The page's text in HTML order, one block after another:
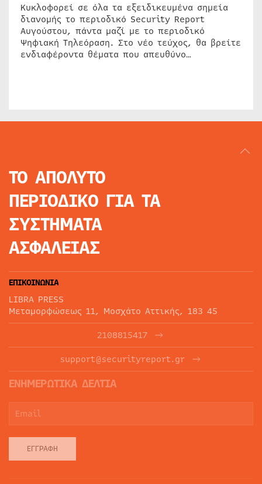
Κυκλοφορεί σε όλα τα εξειδικευμένα σημεία
διανομής το περιοδικό Security Report
Αυγούστου, πάντα μαζί με το περιοδικό
Ψηφιακή Τηλεόραση. Στο νέο τεύχος, θα βρείτε
ενδιαφέροντα θέματα που απευθύνο…
ΤΟ ΑΠΟΛΥΤΟ
ΠΕΡΙΟΔΙΚΟ ΓΙΑ ΤΑ
ΣΥΣΤΗΜΑΤΑ
ΑΣΦΑΛΕΙΑΣ
ΕΠΙΚΟΙΝΩΝΙΑ
LIBRA PRESS
Μεταμορφώσεως 11, Μοσχάτο Αττικής, 183 45
2108815417
support@securityreport.gr
ΕΝΗΜΕΡΩΤΙΚΑ ΔΕΛΤΙΑ
ΕΓΓΡΑΦΉ